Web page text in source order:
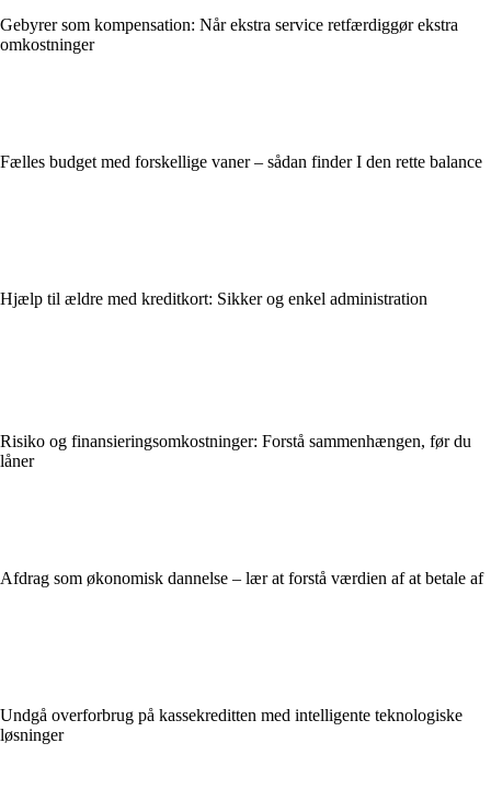
Gebyrer som kompensation: Når ekstra service retfærdiggør ekstra
omkostninger
Fælles budget med forskellige vaner – sådan finder I den rette balance
Hjælp til ældre med kreditkort: Sikker og enkel administration
Risiko og finansieringsomkostninger: Forstå sammenhængen, før du
låner
Afdrag som økonomisk dannelse – lær at forstå værdien af at betale af
Undgå overforbrug på kassekreditten med intelligente teknologiske
løsninger